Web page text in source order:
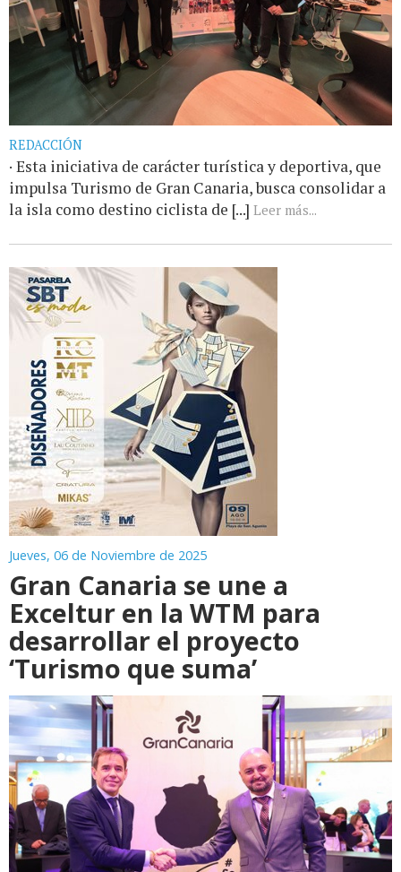
REDACCIÓN
· Esta iniciativa de carácter turística y deportiva, que
impulsa Turismo de Gran Canaria, busca consolidar a
la isla como destino ciclista de [...] Leer más...
Jueves, 06 de Noviembre de 2025
Gran Canaria se une a
Exceltur en la WTM para
desarrollar el proyecto
‘Turismo que suma’